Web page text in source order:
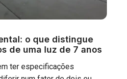
o que distingue
de uma luz de 7 anos
ter especificações